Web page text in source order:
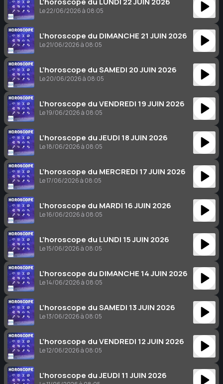
Le 22/06/2026 à 08:05
L’horoscope du DIMANCHE 21 JUIN 2026
Le 21/06/2026 à 08:05
L’horoscope du SAMEDI 20 JUIN 2026
Le 20/06/2026 à 08:05
L’horoscope du VENDREDI 19 JUIN 2026
Le 19/06/2026 à 08:05
L’horoscope du JEUDI 18 JUIN 2026
Le 18/06/2026 à 08:05
L’horoscope du MERCREDI 17 JUIN 2026
Le 17/06/2026 à 08:05
L’horoscope du MARDI 16 JUIN 2026
Le 16/06/2026 à 08:05
L’horoscope du LUNDI 15 JUIN 2026
Le 15/06/2026 à 08:05
L’horoscope du DIMANCHE 14 JUIN 2026
Le 14/06/2026 à 08:05
L’horoscope du SAMEDI 13 JUIN 2026
Le 13/06/2026 à 08:05
L’horoscope du VENDREDI 12 JUIN 2026
Le 12/06/2026 à 08:05
L’horoscope du JEUDI 11 JUIN 2026